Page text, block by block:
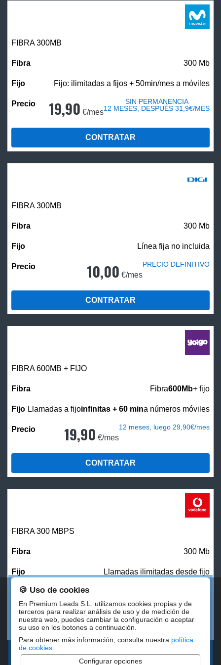
FIBRA 300MB
300 Mb
Fijo: ilimitadas a fijos + 50min/mes a móviles
19,90 €/mes
SIN PERMANENCIA
12 MESES, DESPUÉS 31,9€/MES
CONTRATAR
FIBRA 300MB
300 Mb
Línea fija no incluida
10,00 €/mes
PRECIO DEFINITIVO
CONTRATAR
FIBRA 600MB + FIJO
Fibra600Mb+ fijo
Llamadas a fijoinfinitas + 60 mina números móviles
19,90 €/mes
12 meses, luego 29,90€/mes
CONTRATAR
FIBRA 300 MBPS
300 Mb
Llamadas ilimitadas desde fijo
27,00 €/mes
CONTRATAR
🍪 Uso de cookies
En Premium Leads S.L. utilizamos cookies propias y de
terceros para realizar análisis de uso y de medición de
nuestra web, puedes cambiar la configuración o aceptar
su uso en los botones a continuación.
Para obtener más información, consulta nuestra política
de cookies
Configurar opciones